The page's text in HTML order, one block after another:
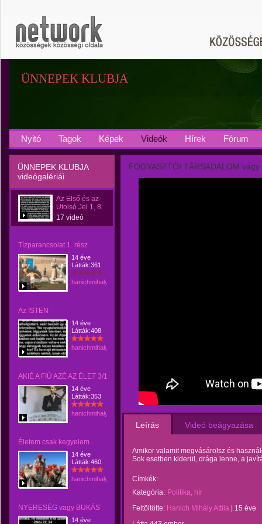
ÜNNEPEK KLUBJA
Nyitó Tagok Képek Videók Hírek Fórum
ÜNNEPEK KLUBJA
videógalériái
Az Első és az
Utolsó Jel 1, 8.
17 videó
Tízparancsolat 1. rész
14 éve
Látták:361
hanichmihalyattila
Az ISTEN
14 éve
Látták:408
hanichmihalyattila
AKIÉ A FIÚ AZÉ AZ ÉLET 3/1
14 éve
Látták:353
hanichmihalyattila
Életem csak kegyelem
14 éve
Látták:460
hanichmihalyattila
NYERESÉG vagy BUKÁS
14 éve
FOGYASZTÓI TÁRSADALOM vagy
Leírás Videó beágyazása
Amikor valamit megvásárolsz és
Sok esetben kiderül, drága lenne, a
Címkék:
Kategória: Politika, hír
Feltöltötte: Hanich Mihály Attila
15 éve